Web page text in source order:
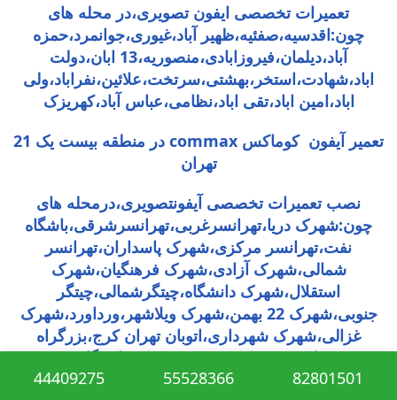
تعمیرات تخصصی ایفون تصویری،در محله های
چون:اقدسیه،صفئیه،ظهیر آباد،غیوری،جوانمرد،حمزه
آباد،دیلمان،فیروزابادی،منصوریه،13 ابان،دولت
اباد،شهادت،استخر،بهشتی،سرتخت،علائین،نفراباد،ولی
اباد،امین اباد،تقی اباد،نظامی،عباس آباد،کهریزک
تعمیر آیفون کوماکس commax در منطقه بیست یک 21
تهران
نصب تعمیرات تخصصی آیفونتصویری،درمحله های
چون:شهرک دریا،تهرانسرغربی،تهرانسرشرقی،باشگاه
نفت،تهرانسر مرکزی،شهرک پاسداران،تهرانسر
شمالی،شهرک آزادی،شهرک فرهنگیان،شهرک
استقلال،شهرک دانشگاه،چیتگرشمالی،چیتگر
جنوبی،شهرک 22 بهمن،شهرک ویلاشهر،ورداورد،شهرک
غزالی،شهرک شهرداری،اتوبان تهران کرج،بزرگراه
فتح،تهرانسر،شهرک 22بهمن،شهرک دانشگاه شریف
82801501
55528366
44409275